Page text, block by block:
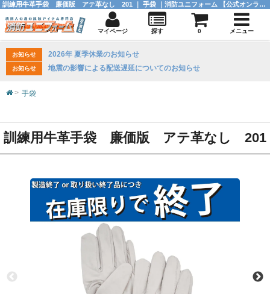
お知らせ 2026年 夏季休業のお知らせ
お知らせ 地震の影響による配送遅延についてのお知らせ
手袋
訓練用牛革手袋 廉価版 アテ革なし 201
訓練用牛革手袋 廉価版 アテ革なし 201 ｜ 手袋 ｜消防ユニフォーム 【公式オンラインショップ】
マイページ 探す 0 メニュー